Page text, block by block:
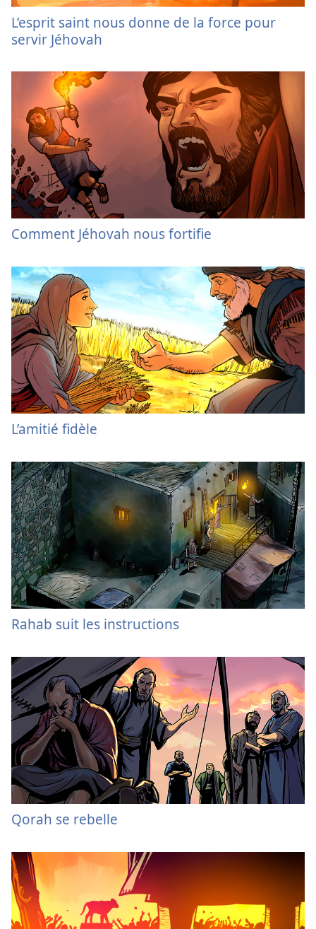
L’esprit saint nous donne de la force pour
servir Jéhovah
Comment Jéhovah nous fortifie
L’amitié fidèle
Rahab suit les instructions
Qorah se rebelle